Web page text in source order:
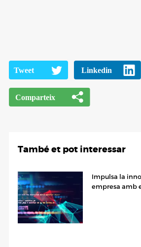
També et pot interessar
Impulsa la
empresa amb